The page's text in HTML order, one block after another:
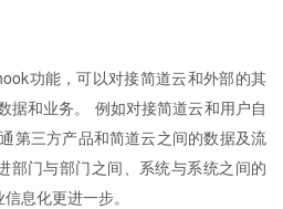
功能，可以对接简道云和外部的其
据和业务。 例如对接简道云和用户自
第三方产品和简道云之间的数据及流
部门与部门之间、系统与系统之间的
息化更进一步。